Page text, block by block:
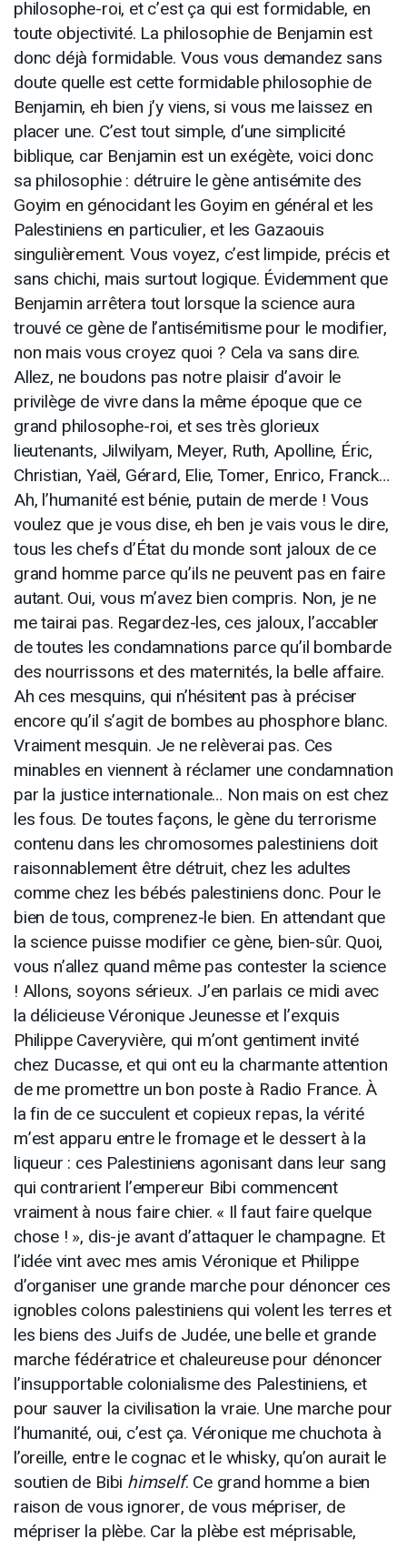
philosophe-roi, et c’est ça qui est formidable, en
toute objectivité. La philosophie de Benjamin est
donc déjà formidable. Vous vous demandez sans
doute quelle est cette formidable philosophie de
Benjamin, eh bien j’y viens, si vous me laissez en
placer une. C’est tout simple, d’une simplicité
biblique, car Benjamin est un exégète, voici donc
sa philosophie : détruire le gène antisémite des
Goyim en génocidant les Goyim en général et les
Palestiniens en particulier, et les Gazaouis
singulièrement. Vous voyez, c’est limpide, précis et
sans chichi, mais surtout logique. Évidemment que
Benjamin arrêtera tout lorsque la science aura
trouvé ce gène de l’antisémitisme pour le modifier,
non mais vous croyez quoi ? Cela va sans dire.
Allez, ne boudons pas notre plaisir d’avoir le
privilège de vivre dans la même époque que ce
grand philosophe-roi, et ses très glorieux
lieutenants, Jilwilyam, Meyer, Ruth, Apolline, Éric,
Christian, Yaël, Gérard, Elie, Tomer, Enrico, Franck…
Ah, l’humanité est bénie, putain de merde ! Vous
voulez que je vous dise, eh ben je vais vous le dire,
tous les chefs d’État du monde sont jaloux de ce
grand homme parce qu’ils ne peuvent pas en faire
autant. Oui, vous m’avez bien compris. Non, je ne
me tairai pas. Regardez-les, ces jaloux, l’accabler
de toutes les condamnations parce qu’il bombarde
des nourrissons et des maternités, la belle affaire.
Ah ces mesquins, qui n’hésitent pas à préciser
encore qu’il s’agit de bombes au phosphore blanc.
Vraiment mesquin. Je ne relèverai pas. Ces
minables en viennent à réclamer une condamnation
par la justice internationale… Non mais on est chez
les fous. De toutes façons, le gène du terrorisme
contenu dans les chromosomes palestiniens doit
raisonnablement être détruit, chez les adultes
comme chez les bébés palestiniens donc. Pour le
bien de tous, comprenez-le bien. En attendant que
la science puisse modifier ce gène, bien-sûr. Quoi,
vous n’allez quand même pas contester la science
! Allons, soyons sérieux. J’en parlais ce midi avec
la délicieuse Véronique Jeunesse et l’exquis
Philippe Caveryvière, qui m’ont gentiment invité
chez Ducasse, et qui ont eu la charmante attention
de me promettre un bon poste à Radio France. À
la fin de ce succulent et copieux repas, la vérité
m’est apparu entre le fromage et le dessert à la
liqueur : ces Palestiniens agonisant dans leur sang
qui contrarient l’empereur Bibi commencent
vraiment à nous faire chier. « Il faut faire quelque
chose ! », dis-je avant d’attaquer le champagne. Et
l’idée vint avec mes amis Véronique et Philippe
d’organiser une grande marche pour dénoncer ces
ignobles colons palestiniens qui volent les terres et
les biens des Juifs de Judée, une belle et grande
marche fédératrice et chaleureuse pour dénoncer
l’insupportable colonialisme des Palestiniens, et
pour sauver la civilisation la vraie. Une marche pour
l’humanité, oui, c’est ça. Véronique me chuchota à
l’oreille, entre le cognac et le whisky, qu’on aurait le
soutien de Bibi himself. Ce grand homme a bien
raison de vous ignorer, de vous mépriser, de
mépriser la plèbe. Car la plèbe est méprisable,